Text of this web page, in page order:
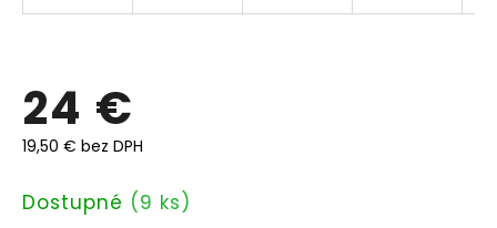
24 €
19,50 € bez DPH
Jednotková
Dostupné (9 ks)